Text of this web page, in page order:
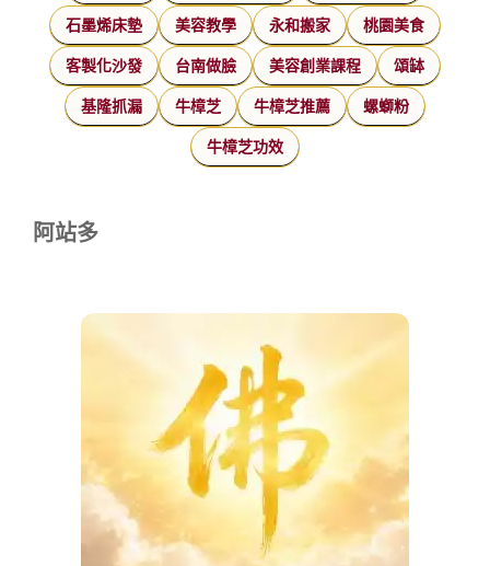
石墨烯床墊 美容教學 永和搬家 桃園美食
客製化沙發 台南做臉 美容創業課程 頌缽
基隆抓漏 牛樟芝 牛樟芝推薦 螺螄粉
牛樟芝功效
阿站多